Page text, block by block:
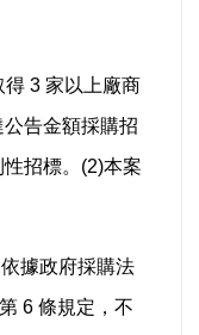
得 3 家以上廠商
告金額採購招
招標。 (2)本案
據政府採購法
6 條規定，不